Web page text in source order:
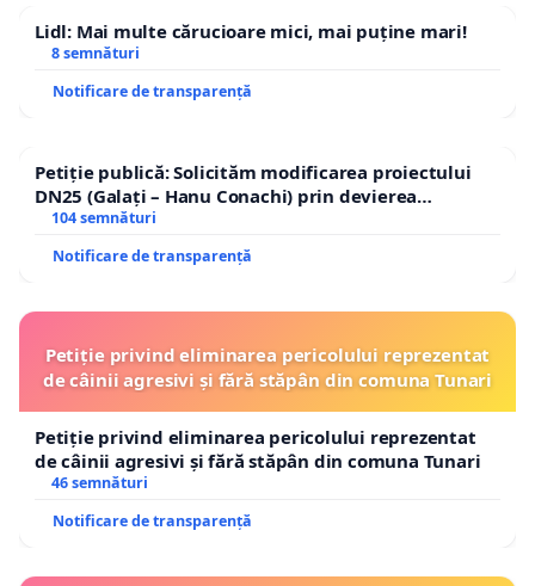
Lidl: Mai multe cărucioare mici, mai puține mari!
8 semnături
Notificare de transparență
Petiție publică: Solicităm modificarea proiectului
DN25 (Galați – Hanu Conachi) prin devierea
traseului în afara localităților!
104 semnături
Notificare de transparență
Petiție privind eliminarea pericolului reprezentat
de câinii agresivi și fără stăpân din comuna Tunari
Petiție privind eliminarea pericolului reprezentat
de câinii agresivi și fără stăpân din comuna Tunari
46 semnături
Notificare de transparență